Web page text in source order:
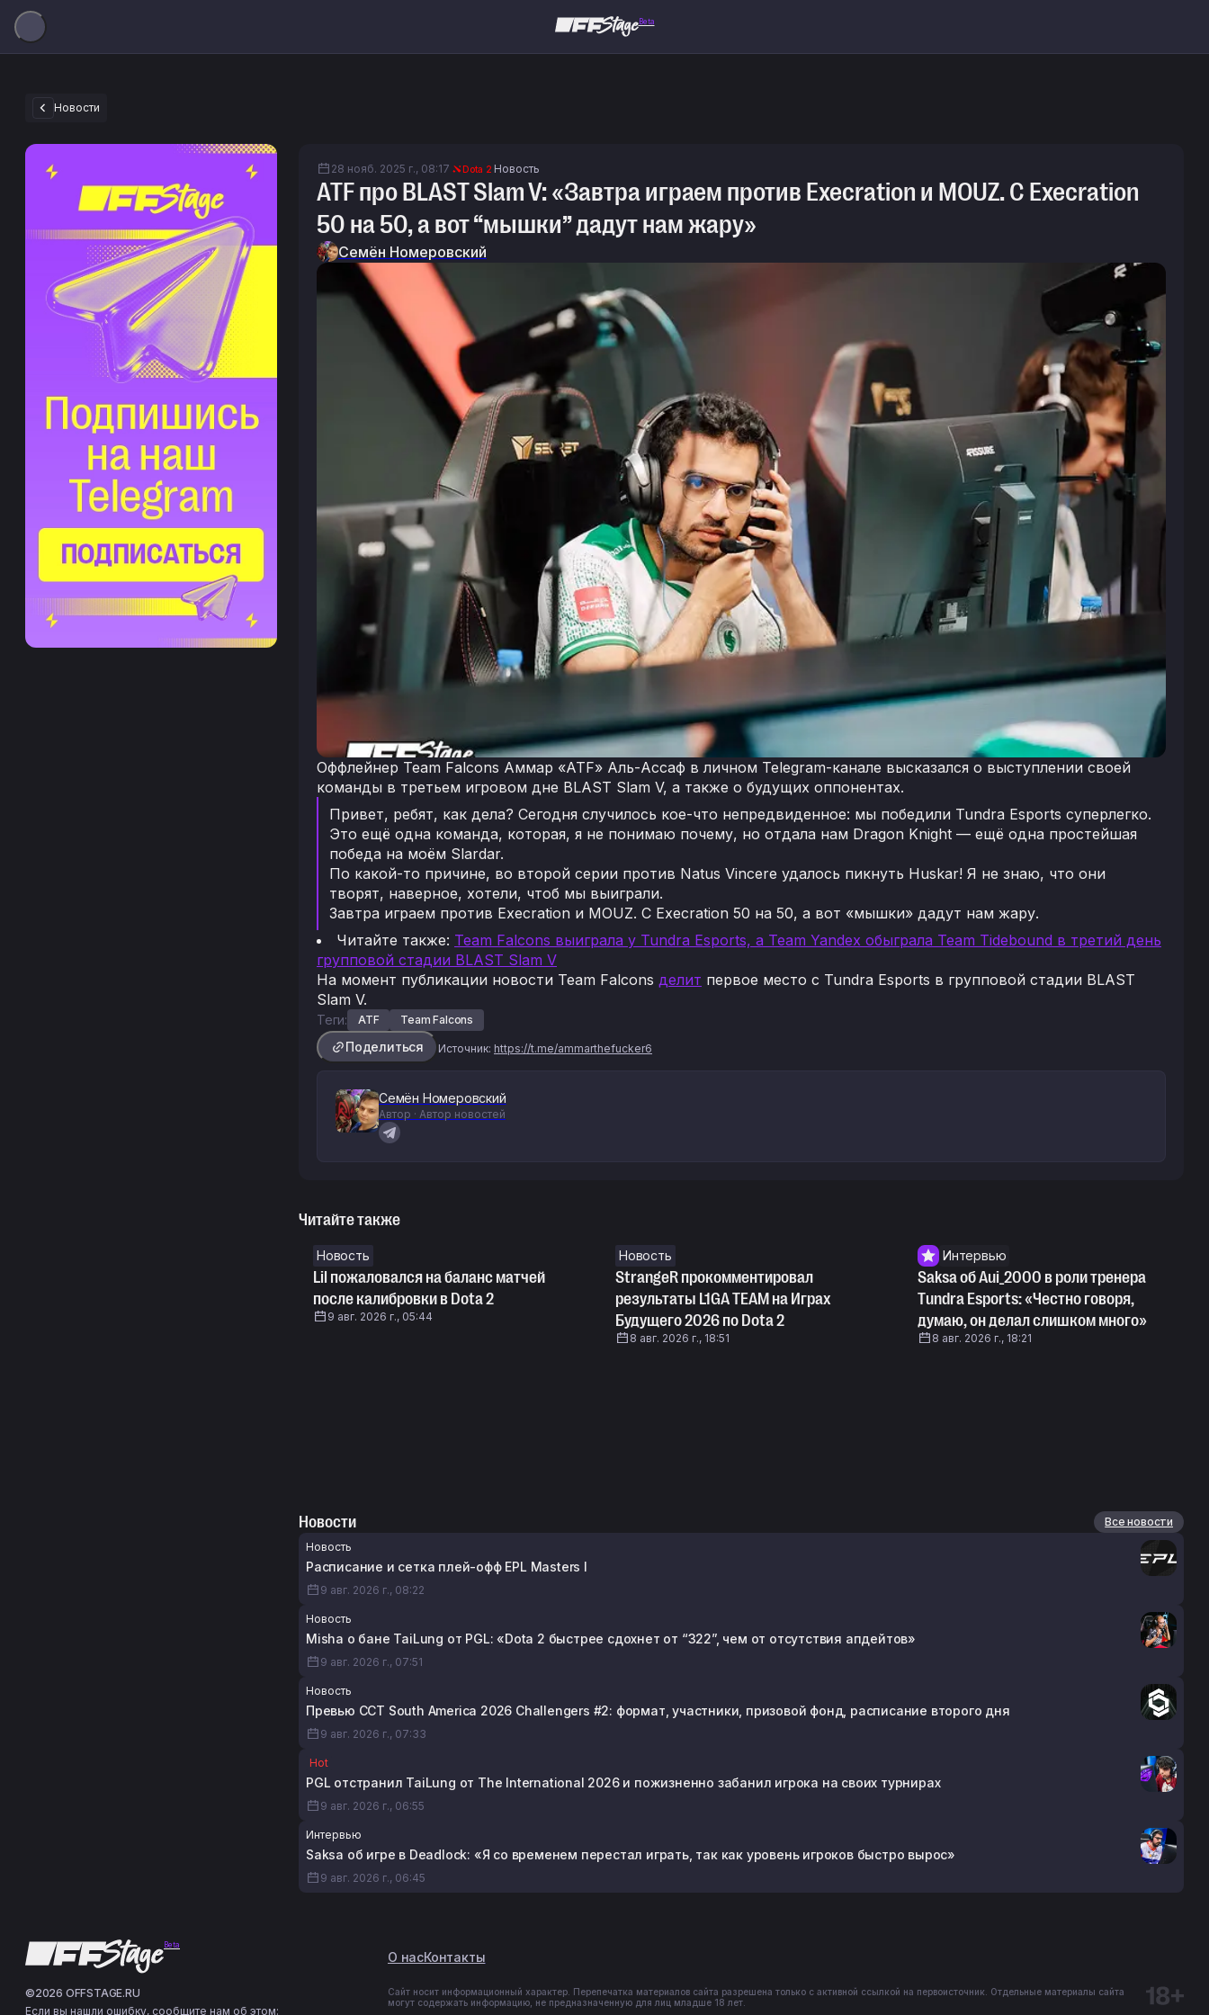
Beta
Новости
28 нояб. 2025 г., 08:17 Dota 2 Новость
ATF про BLAST Slam V: «Завтра играем против Execration и MOUZ. С Execration
50 на 50, а вот “мышки” дадут нам жару»
Семён Номеровский
Оффлейнер Team Falcons Аммар «ATF» Аль-Ассаф в личном Telegram-канале высказался о выступлении своей
команды в третьем игровом дне BLAST Slam V, а также о будущих оппонентах.
Привет, ребят, как дела? Сегодня случилось кое-что непредвиденное: мы победили Tundra Esports суперлегко.
Это ещё одна команда, которая, я не понимаю почему, но отдала нам Dragon Knight — ещё одна простейшая
победа на моём Slardar.
По какой-то причине, во второй серии против Natus Vincere удалось пикнуть Huskar! Я не знаю, что они
творят, наверное, хотели, чтоб мы выиграли.
Завтра играем против Execration и MOUZ. С Execration 50 на 50, а вот «мышки» дадут нам жару.
Читайте также: Team Falcons выиграла у Tundra Esports, а Team Yandex обыграла Team Tidebound в третий день
групповой стадии BLAST Slam V
На момент публикации новости Team Falcons делит первое место с Tundra Esports в групповой стадии BLAST
Slam V.
Теги: ATF Team Falcons
Поделиться Источник: https://t.me/ammarthefucker6
Семён Номеровский
Автор · Автор новостей
Читайте также
Новость
Lil пожаловался на баланс матчей
после калибровки в Dota 2
9 авг. 2026 г., 05:44
Новость
StrangeR прокомментировал
результаты L1GA TEAM на Играх
Будущего 2026 по Dota 2
8 авг. 2026 г., 18:51
Интервью
Saksa об Aui_2000 в роли тренера
Tundra Esports: «Честно говоря,
думаю, он делал слишком много»
8 авг. 2026 г., 18:21
Новости
Все новости
Новость
Расписание и сетка плей-офф EPL Masters I
9 авг. 2026 г., 08:22
Новость
Misha о бане TaiLung от PGL: «Dota 2 быстрее сдохнет от “322”, чем от отсутствия апдейтов»
9 авг. 2026 г., 07:51
Новость
Превью CCT South America 2026 Challengers #2: формат, участники, призовой фонд, расписание второго дня
9 авг. 2026 г., 07:33
Hot
PGL отстранил TaiLung от The International 2026 и пожизненно забанил игрока на своих турнирах
9 авг. 2026 г., 06:55
Интервью
Saksa об игре в Deadlock: «Я со временем перестал играть, так как уровень игроков быстро вырос»
9 авг. 2026 г., 06:45
Beta
О насКонтакты
©2026 OFFSTAGE.RU
Если вы нашли ошибку, сообщите нам об этом:
Сайт носит информационный характер. Перепечатка материалов сайта разрешена только с активной ссылкой на первоисточник. Отдельные материалы сайта
могут содержать информацию, не предназначенную для лиц младше 18 лет.